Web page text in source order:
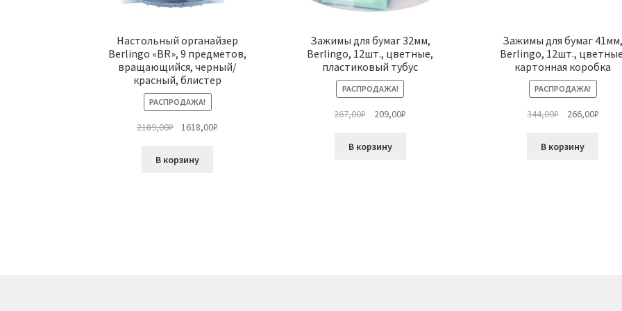
Настольный органайзер
Berlingo «BR», 9 предметов,
вращающийся, черный/
красный, блистер
РАСПРОДАЖА!
2189,00₽
Первоначальная
составляла
1618,00₽
В корзину
Зажимы для бумаг 32мм,
Berlingo, 12шт., цветные,
пластиковый тубус
РАСПРОДАЖА!
267,00₽
Первоначальная
составляла
209,00₽
В корзину
Зажимы для бумаг 41мм,
Berlingo, 12шт.,
картонная коробка
РАСПРОДАЖА!
344,00₽
составляла
266,00₽
В корзину